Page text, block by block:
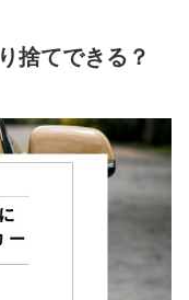
捨てできる？